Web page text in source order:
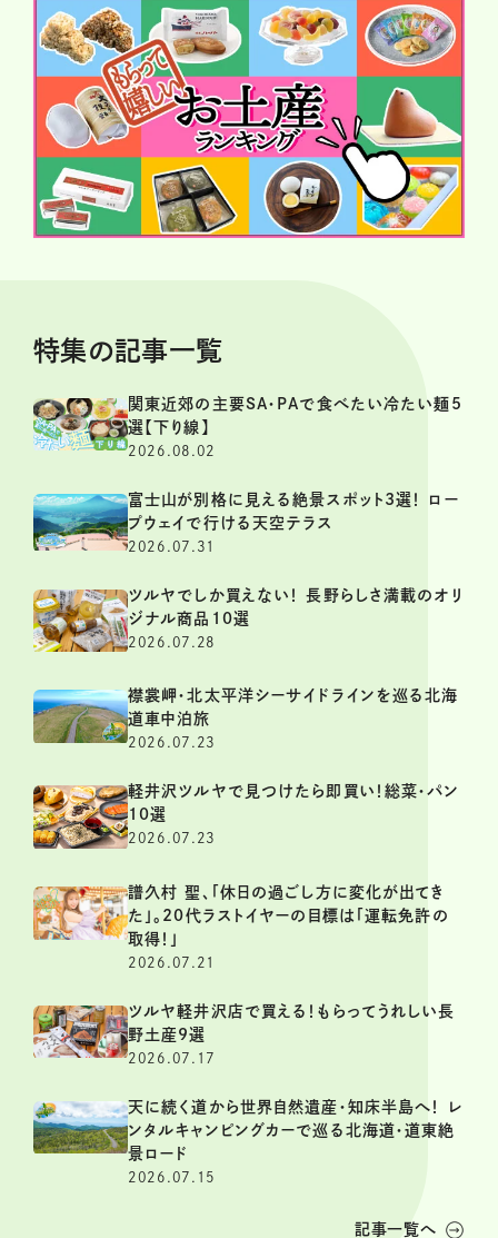
特集の記事一覧
関東近郊の主要SA・PAで食べたい冷たい麺5
選【下り線】
2026.08.02
富士山が別格に見える絶景スポット3選！ ロー
プウェイで行ける天空テラス
2026.07.31
ツルヤでしか買えない！ 長野らしさ満載のオリ
ジナル商品10選
2026.07.28
襟裳岬・北太平洋シーサイドラインを巡る北海
道車中泊旅
2026.07.23
軽井沢ツルヤで見つけたら即買い！総菜・パン
10選
2026.07.23
譜久村 聖、「休日の過ごし方に変化が出てき
た」。20代ラストイヤーの目標は「運転免許の
取得！」
2026.07.21
ツルヤ軽井沢店で買える！もらってうれしい長
野土産9選
2026.07.17
天に続く道から世界自然遺産・知床半島へ！ レ
ンタルキャンピングカーで巡る北海道・道東絶
景ロード
2026.07.15
記事一覧へ